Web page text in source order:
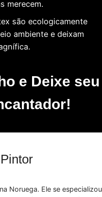
merecem.
são ecologicamente
ambiente e deixam
e Deixe seu
Noruega. Ele se especializou